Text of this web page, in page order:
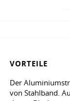
VORTEILE
Der
von Stahlband.